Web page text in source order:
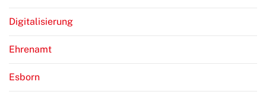
Digitalisierung
Ehrenamt
Esborn